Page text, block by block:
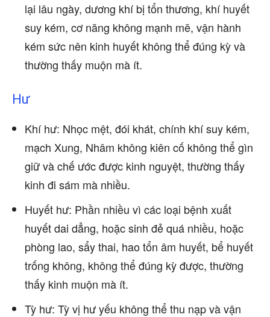
lại lâu ngày, dương khí bị tổn thương, khí huyết
suy kém, cơ năng không mạnh mẽ, vận hành
kém sức nên kinh huyết không thể đúng kỳ và
thường thấy muộn mà ít.
Hư
Khí hư: Nhọc mệt, đói khát, chính khí suy kém,
mạch Xung, Nhâm không kiên cố không thể gìn
giữ và chế ước được kinh nguyệt, thường thấy
kinh đi sám mà nhiều.
Huyết hư: Phần nhiều vì các loại bệnh xuất
huyết dai dẳng, hoặc sinh đẻ quá nhiều, hoặc
phòng lao, sẩy thai, hao tổn âm huyết, bể huyết
trống không, không thể đúng kỳ được, thường
thấy kinh muộn mà ít.
Tỳ hư: Tỳ vị hư yếu không thể thu nạp và vận